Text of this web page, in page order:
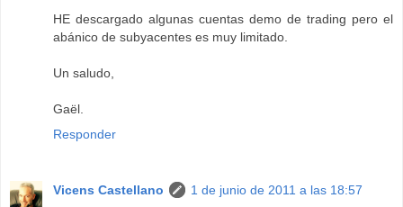
HE descargado algunas cuentas demo de trading pero el
abánico de subyacentes es muy limitado.
Un saludo,
Gaël.
Responder
Vicens Castellano
1 de junio de 2011 a las 18:57